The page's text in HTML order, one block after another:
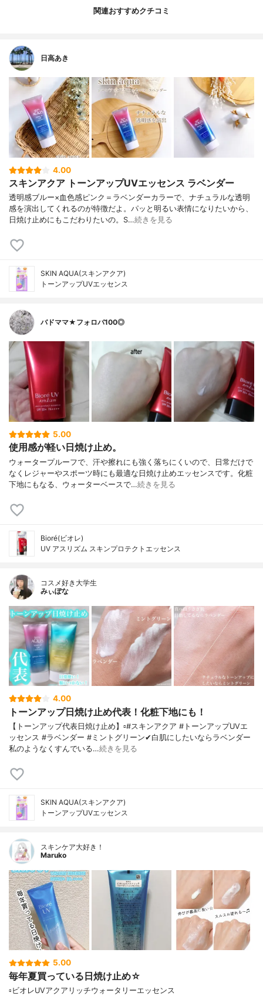
関連おすすめクチコミ
日高あき
4.00
スキンアクア トーンアップUVエッセンス ラベンダー
透明感ブルー×血色感ピンク＝ラベンダーカラーで、ナチュラルな透明
感を演出してくれるのが特徴だよ。パッと明るい表情になりたいから、
日焼け止めにもこだわりたいの。S…続きを見る
SKIN AQUA(スキンアクア)
トーンアップUVエッセンス
バドママ★フォロバ100◎
5.00
使用感が軽い日焼け止め。
ウォータープルーフで、汗や擦れにも強く落ちにくいので、日常だけで
なくレジャーやスポーツ時にも最適な日焼け止めエッセンスです。化粧
下地にもなる、ウォーターベースで…続きを見る
Bioré(ビオレ)
UV アスリズム スキンプロテクトエッセンス
コスメ好き大学生
みぃぽな
4.00
トーンアップ日焼け止め代表！化粧下地にも！
【トーンアップ代表日焼け止め】▫️#スキンアクア #トーンアップUVエ
ッセンス #ラベンダー #ミントグリーン✔白肌にしたいならラベンダー
私のようなくすんでいる…続きを見る
SKIN AQUA(スキンアクア)
トーンアップUVエッセンス
スキンケア大好き！
Maruko
5.00
毎年夏買っている日焼け止め☆
▫️ビオレUVアクアリッチウォータリーエッセンス